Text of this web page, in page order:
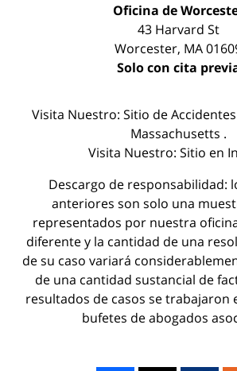
Oficina de
43 Harvard St
Worcester, MA
Solo con cita
Visita Nuestro: Sitio de
Massachusetts .
Visita Nuestro: Sitio en
Descargo de responsabilidad:
anteriores son solo una
representados por nuestra
diferente y la cantidad de una
de su caso variará
de una cantidad sustancial de
resultados de casos se trabajaron
bufetes de abogados